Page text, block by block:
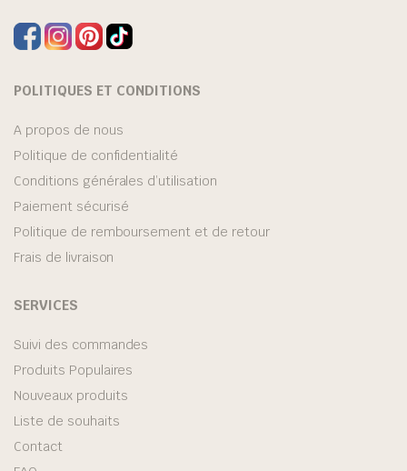
POLITIQUES ET CONDITIONS
A propos de nous
Politique de confidentialité
Conditions générales d’utilisation
Paiement sécurisé
Politique de remboursement et de retour
Frais de livraison
SERVICES
Suivi des commandes
Produits Populaires
Nouveaux produits
Liste de souhaits
Contact